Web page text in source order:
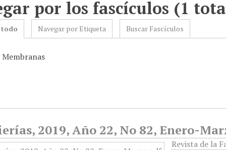
por los fascículos (1
todo Navegar por Etiqueta Buscar Fascículos
2019, Año 22, No 82, Enero-
Revista de la